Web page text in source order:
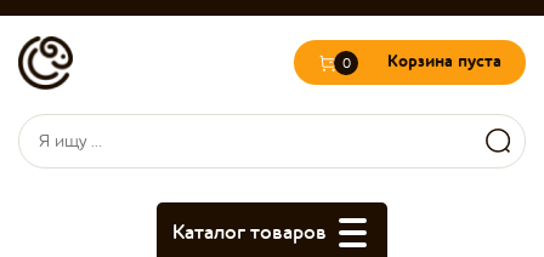
Форма поиска
Поиск
0 Корзина пуста
Каталог товаров